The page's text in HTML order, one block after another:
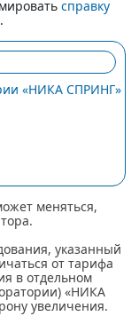
справку
«НИКА СПРИНГ»
меняться,
указанный
от тарифа
в отдельном
«НИКА
увеличения.